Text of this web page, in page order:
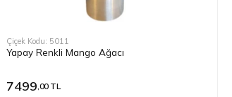
Çiçek Kodu: 5011
Yapay Renkli Mango Ağacı
7499,00 TL